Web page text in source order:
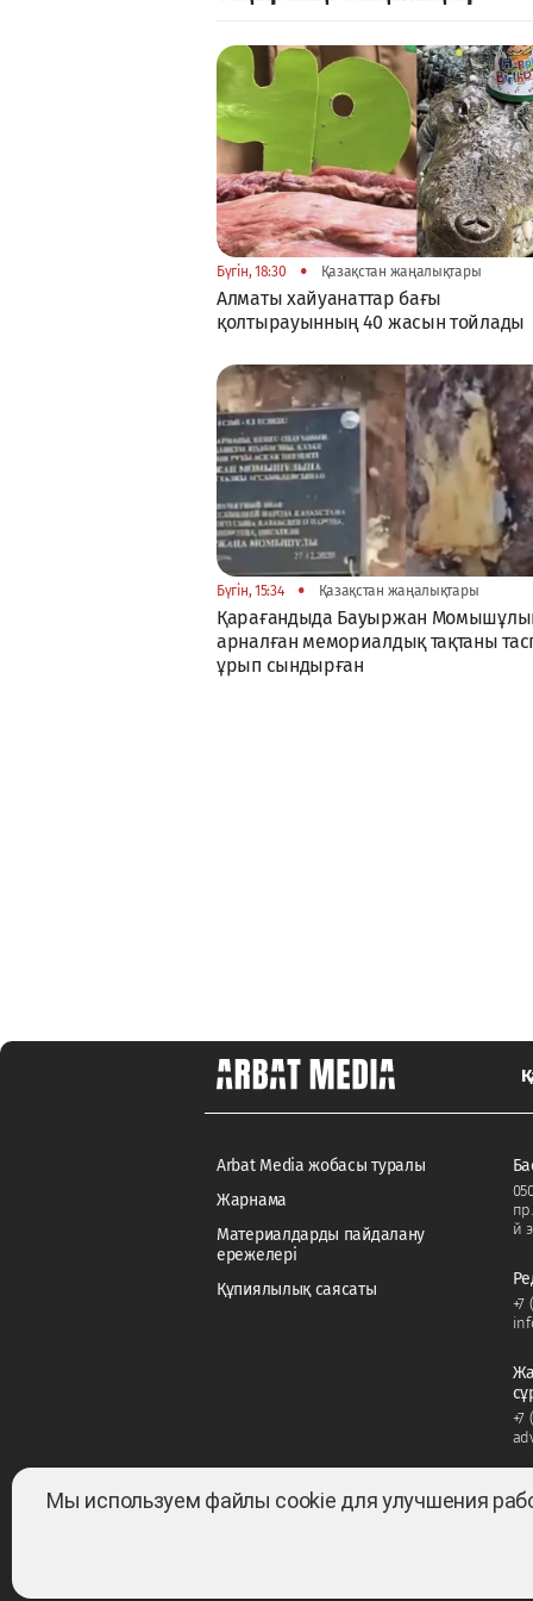
Бүгін, 18:30 • Қазақстан жаңалықтары
Алматы хайуанаттар бағы
қолтырауынның 40 жасын тойлады
Бүгін, 15:34 • Қазақстан жаңалықтары
Қарағандыда Бауыржан
арналған мемориалдық тақтаны
ұрып сындырған
Arbat Media жобасы туралы
Жарнама
Материалдарды пайдалану
ережелері
Құпиялылық саясаты
й
+7
+7
Мы используем файлы cookie для улучшения